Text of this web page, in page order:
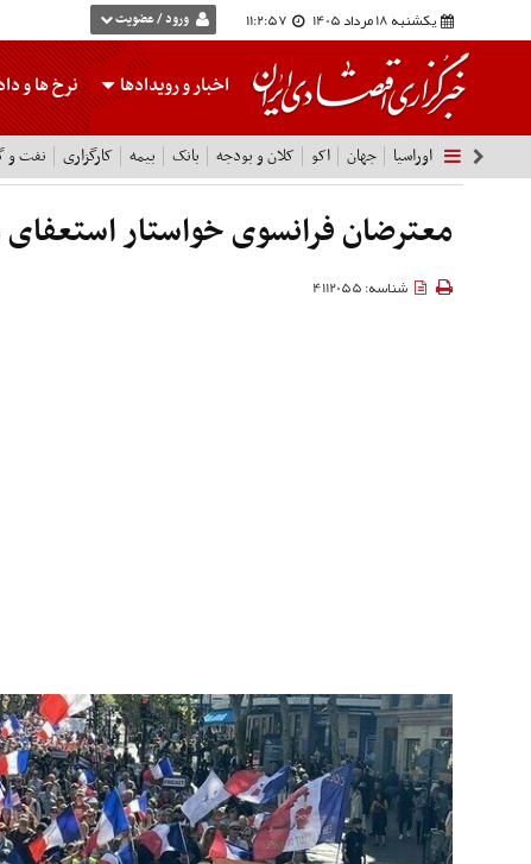
یکشنبه 18 مرداد 1405 11:2:59 ورود / عضویت
اخبار و رویدادها نرخ هاو
اوراسیا جهان اکو کلان و بودجه بانک بیمه کارگزاری نفت و
معترضان فرانسوی خواستار
شناسه: 4112055